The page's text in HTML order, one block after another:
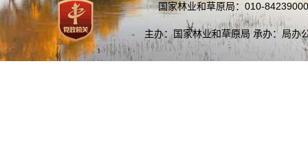
国家林业和草原局：010-
主办：国家林业和草原局 承办：局办